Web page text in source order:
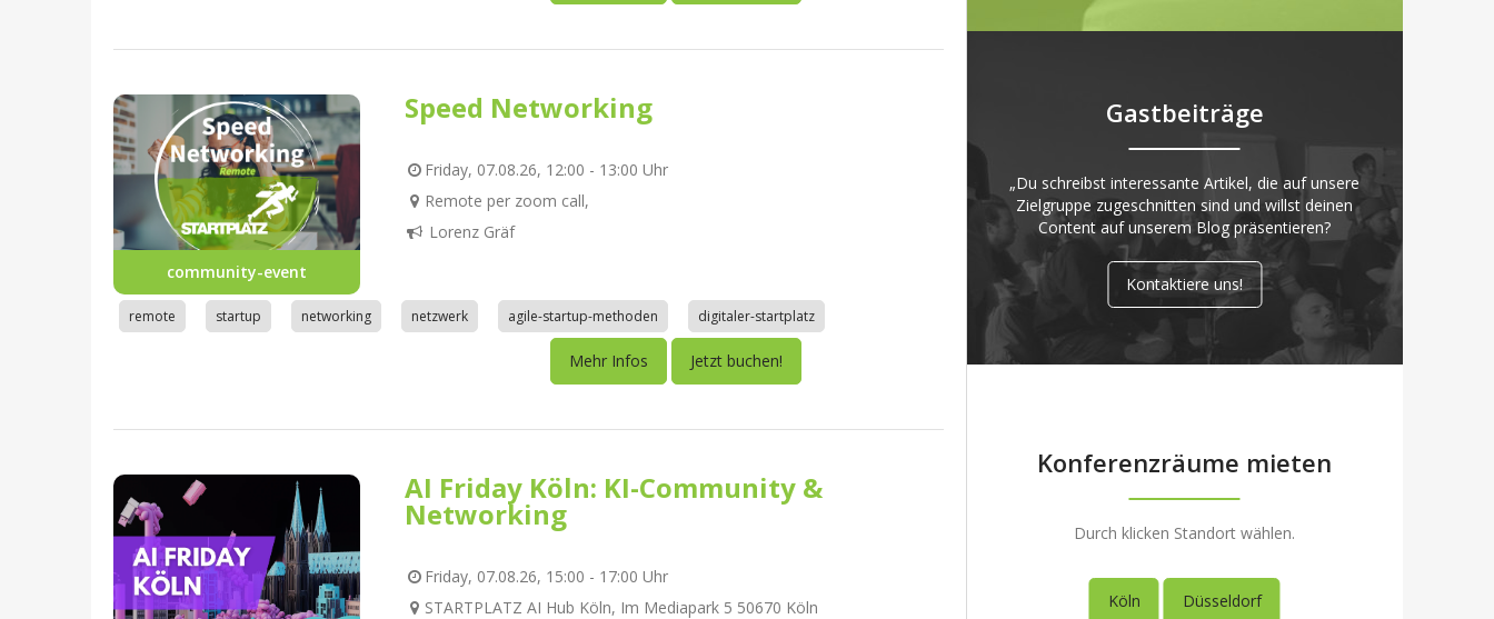
community-event
Speed Networking
Friday, 07.08.26, 12:00 - 13:00 Uhr
Remote per zoom call,
Lorenz Gräf
remote startup networking netzwerk agile-startup-methoden digitaler-startplatz
Mehr Infos Jetzt buchen!
AI Friday Köln: KI-Community &
Networking
Friday, 07.08.26, 15:00 - 17:00 Uhr
STARTPLATZ AI Hub Köln, Im Mediapark 5 50670 Köln
Gastbeiträge
„Du schreibst interessante Artikel, die auf unsere
Zielgruppe zugeschnitten sind und willst deinen
Content auf unserem Blog präsentieren?
Kontaktiere uns!
Konferenzräume mieten
Durch klicken Standort wählen.
Köln Düsseldorf